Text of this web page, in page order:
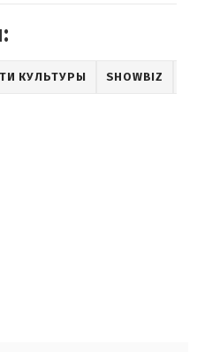
КУЛЬТУРЫ SHOWBIZ